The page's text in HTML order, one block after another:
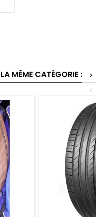
MÊME CATÉGORIE :
>
<